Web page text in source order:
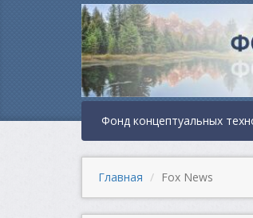
Фонд концептуальных
Главная Fox News